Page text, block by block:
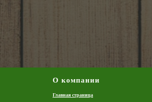
О компании
Главная страница